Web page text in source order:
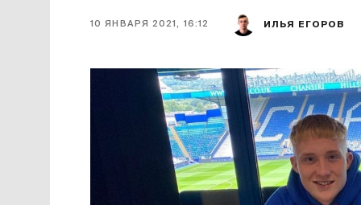
10 ЯНВАРЯ 2021, 16:12 ИЛЬЯ ЕГОРОВ